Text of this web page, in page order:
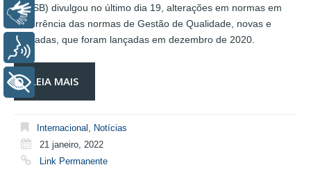
(IAASB) divulgou no último dia 19, alterações em normas em
decorrência das normas de Gestão de Qualidade, novas e
revisadas, que foram lançadas em dezembro de 2020.
LEIA MAIS
Internacional , Notícias
21 janeiro, 2022
Link Permanente
Libras
Voz
+ Acessibilidade